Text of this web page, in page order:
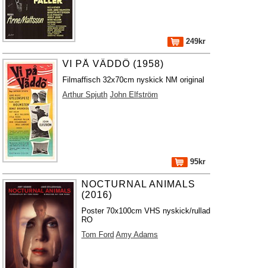
249kr
VI PÅ VÄDDÖ (1958)
Filmaffisch 32x70cm nyskick NM original
Arthur Spjuth John Elfström
95kr
NOCTURNAL ANIMALS
(2016)
Poster 70x100cm VHS nyskick/rullad
RO
Tom Ford Amy Adams